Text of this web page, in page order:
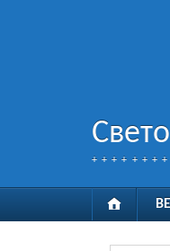
+ + + + + + +